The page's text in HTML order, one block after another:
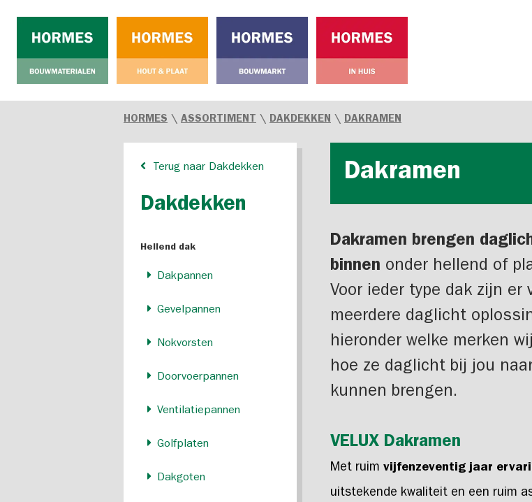
HORMES \ ASSORTIMENT \ DAKDEKKEN \ DAKRAMEN
Dakramen
Dakramen brengen
binnen onder hellend of
Voor ieder type dak zijn er
meerdere daglicht
hieronder welke merken
hoe ze daglicht bij jou
kunnen brengen.
VELUX Dakramen
Met ruim vijfenzeventig jaar
uitstekende kwaliteit en een ruim
Terug naar Dakdekken
Dakdekken
Hellend dak
Dakpannen
Gevelpannen
Nokvorsten
Doorvoerpannen
Ventilatiepannen
Golfplaten
Dakgoten